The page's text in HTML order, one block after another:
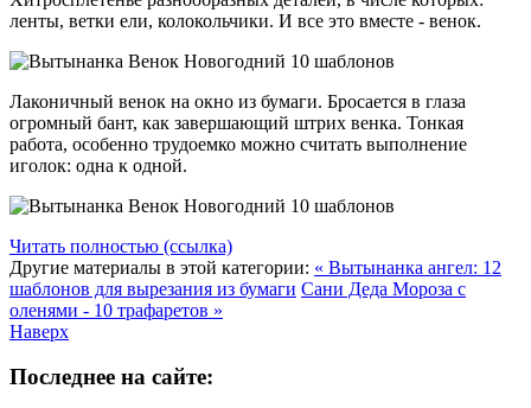
ленты, ветки ели, колокольчики. И все это вместе - венок.
Лаконичный венок на окно из бумаги. Бросается в глаза
огромный бант, как завершающий штрих венка. Тонкая
работа, особенно трудоемко можно считать выполнение
иголок: одна к одной.
Читать полностью (ссылка)
Другие материалы в этой категории: « Вытынанка ангел: 12
шаблонов для вырезания из бумаги Сани Деда Мороза с
оленями - 10 трафаретов »
Наверх
Последнее на сайте: